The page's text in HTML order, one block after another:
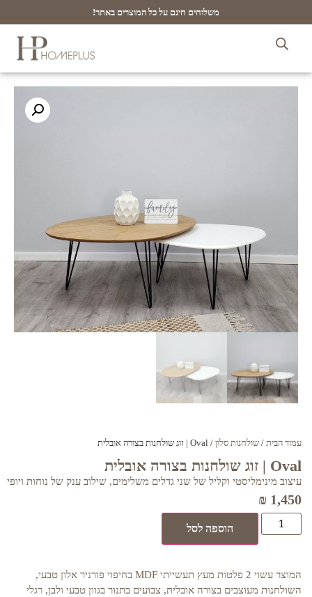
משלוחים חינם על כל המוצרים באתר!
עמוד הבית / שולחנות סלון / Oval | זוג שולחנות בצורה אובלית
Oval | זוג שולחנות בצורה אובלית
עיצוב מינימליסטי וקליל של שני גדלים משלימים, שילוב ענק של נוחות ויופי
₪ 1,450
הוספה לסל
המוצר עשוי 2 פלטות מעץ תעשייתי MDF בחיפוי פורניר אלון טבעי,
השולחנות מעוצבים בצורה אובלית, צבועים בתנור בגוון טבעי ולבן, רגלי